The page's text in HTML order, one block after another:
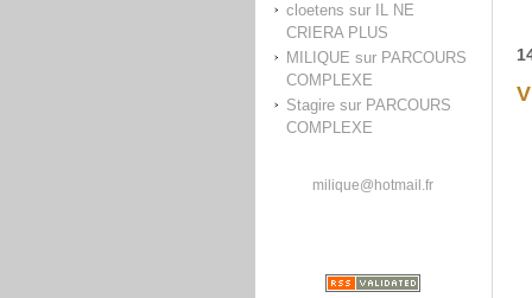
cloetens sur
IL NE
CRIERA PLUS
MILIQUE sur PARCOURS
COMPLEXE
Stagiresur PARCOURS
COMPLEXE
milique@hotmail.fr